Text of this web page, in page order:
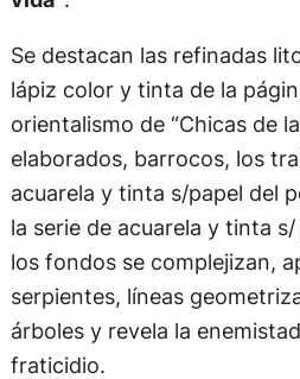
Se destacan las refinadas
lápiz color y tinta de la
orientalismo de “Chicas de
elaborados, barrocos, los
acuarela y tinta s/papel del
la serie de acuarela y tinta s/
los fondos se complejizan,
serpientes, líneas
árboles y revela la
fraticidio.